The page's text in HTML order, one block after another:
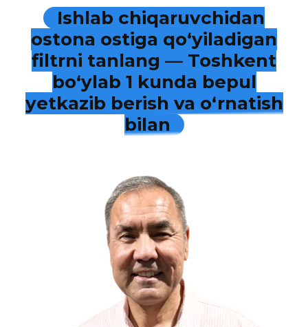
Ishlab chiqaruvchidan
ostona ostiga qo‘yiladigan
filtrni tanlang — Toshkent
bo‘ylab 1 kunda bepul
yetkazib berish va o‘rnatish
bilan